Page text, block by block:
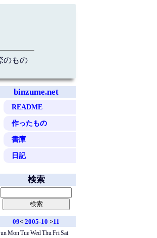
のもの
binzume.net
README
作ったもの
書庫
日記
検索
09<2005-10 >11
MonTueWed ThuFriSat